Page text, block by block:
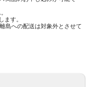
す。
島への配送は対象外とさせて